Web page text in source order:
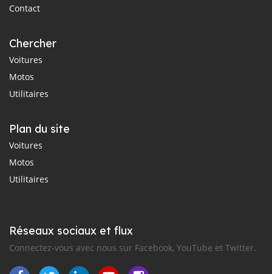
Contact
Chercher
Voitures
Motos
Utilitaires
Plan du site
Voitures
Motos
Utilitaires
Réseaux sociaux et flux
Connectez-vous avec nous sur Facebook, YouTube et Twitter.